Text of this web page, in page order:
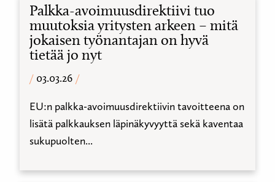
Palkka-avoimuusdirektiivi tuo
muutoksia yritysten arkeen – mitä
jokaisen työnantajan on hyvä
tietää jo nyt
03.03.26
EU:n palkka-avoimuusdirektiivin tavoitteena on
lisätä palkkauksen läpinäkyvyyttä sekä kaventaa
sukupuolten...